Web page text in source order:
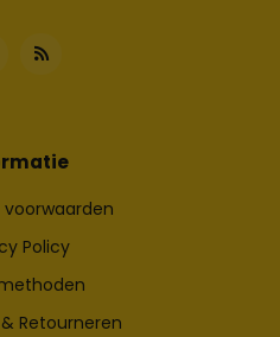
Policy
Retourneren